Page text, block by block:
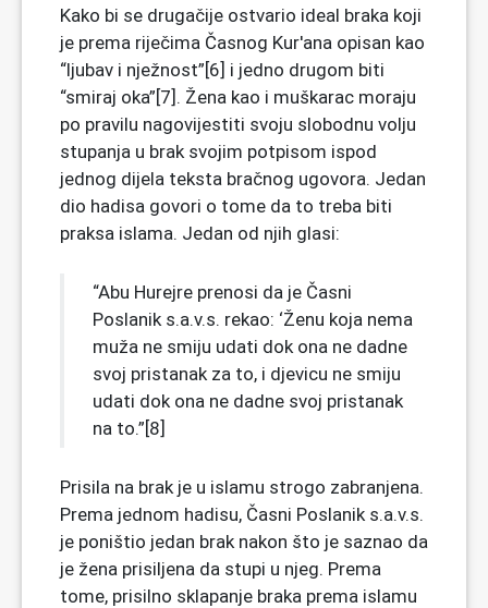
Kako bi se drugačije ostvario ideal braka koji
je prema riječima Časnog Kur'ana opisan kao
“ljubav i nježnost”[6] i jedno drugom biti
“smiraj oka”[7]. Žena kao i muškarac moraju
po pravilu nagovijestiti svoju slobodnu volju
stupanja u brak svojim potpisom ispod
jednog dijela teksta bračnog ugovora. Jedan
dio hadisa govori o tome da to treba biti
praksa islama. Jedan od njih glasi:
“Abu Hurejre prenosi da je Časni
Poslanik s.a.v.s. rekao: ‘Ženu koja nema
muža ne smiju udati dok ona ne dadne
svoj pristanak za to, i djevicu ne smiju
udati dok ona ne dadne svoj pristanak
na to.”[8]
Prisila na brak je u islamu strogo zabranjena.
Prema jednom hadisu, Časni Poslanik s.a.v.s.
je poništio jedan brak nakon što je saznao da
je žena prisiljena da stupi u njeg. Prema
tome, prisilno sklapanje braka prema islamu